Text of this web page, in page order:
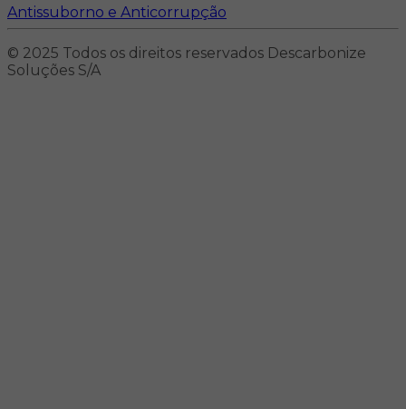
Antissuborno e Anticorrupção
© 2025 Todos os direitos reservados Descarbonize
Soluções S/A